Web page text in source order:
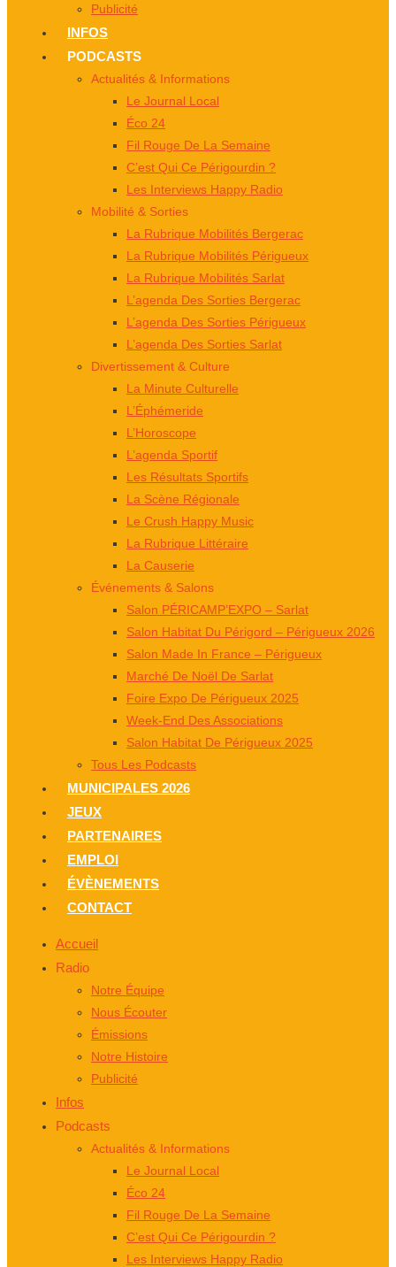
Publicité
INFOS
PODCASTS
Actualités & Informations
Le Journal Local
Éco 24
Fil Rouge De La Semaine
C’est Qui Ce Périgourdin ?
Les Interviews Happy Radio
Mobilité & Sorties
La Rubrique Mobilités Bergerac
La Rubrique Mobilités Périgueux
La Rubrique Mobilités Sarlat
L’agenda Des Sorties Bergerac
L’agenda Des Sorties Périgueux
L’agenda Des Sorties Sarlat
Divertissement & Culture
La Minute Culturelle
L’Éphémeride
L’Horoscope
L’agenda Sportif
Les Résultats Sportifs
La Scène Régionale
Le Crush Happy Music
La Rubrique Littéraire
La Causerie
Événements & Salons
Salon PÉRICAMP’EXPO – Sarlat
Salon Habitat Du Périgord – Périgueux 2026
Salon Made In France – Périgueux
Marché De Noël De Sarlat
Foire Expo De Périgueux 2025
Week-End Des Associations
Salon Habitat De Périgueux 2025
Tous Les Podcasts
MUNICIPALES 2026
JEUX
PARTENAIRES
EMPLOI
ÉVÈNEMENTS
CONTACT
Accueil
Radio
Notre Équipe
Nous Écouter
Émissions
Notre Histoire
Publicité
Infos
Podcasts
Actualités & Informations
Le Journal Local
Éco 24
Fil Rouge De La Semaine
C’est Qui Ce Périgourdin ?
Les Interviews Happy Radio